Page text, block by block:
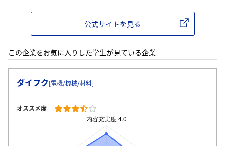
公式サイトを見る
この企業をお気に入りした学生が見ている企業
ダイフク[電機/機械/材料]
オススメ度
ログイン・会員登録